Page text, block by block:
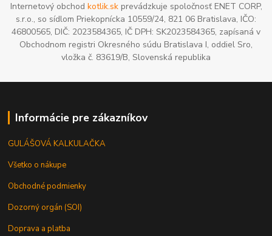
Internetový obchod kotlik.skprevádzkuje spoločnosť ENET CORP,
s.r.o., so sídlom Priekopnícka 10559/24, 821 06 Bratislava, IČO:
46800565, DIČ: 2023584365, IČ DPH: SK2023584365, zapísaná v
Obchodnom registri Okresného súdu Bratislava I, oddiel Sro,
vložka č. 83619/B, Slovenská republika
Informácie pre zákazníkov
GULÁŠOVÁ KALKULAČKA
Všetko o nákupe
Obchodné podmienky
Dozorný orgán (SOI)
Doprava a platba